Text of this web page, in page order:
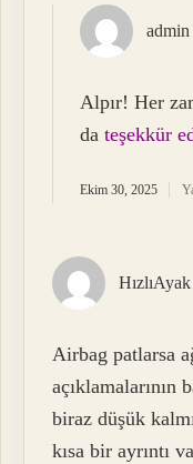
admin
Alpır! Her
dateşekkür
Ekim 30, 2025
HızlıAyak
Airbag patlarsa
açıklamalarının
biraz düşük
kısa bir ayrıntı